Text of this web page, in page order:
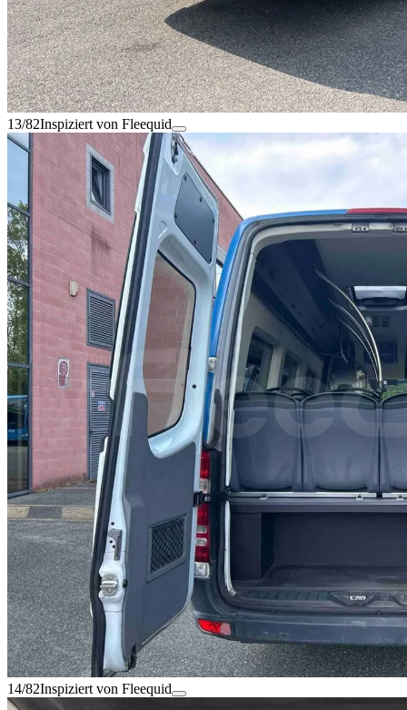
13/82Inspiziert von Fleequid
14/82Inspiziert von Fleequid